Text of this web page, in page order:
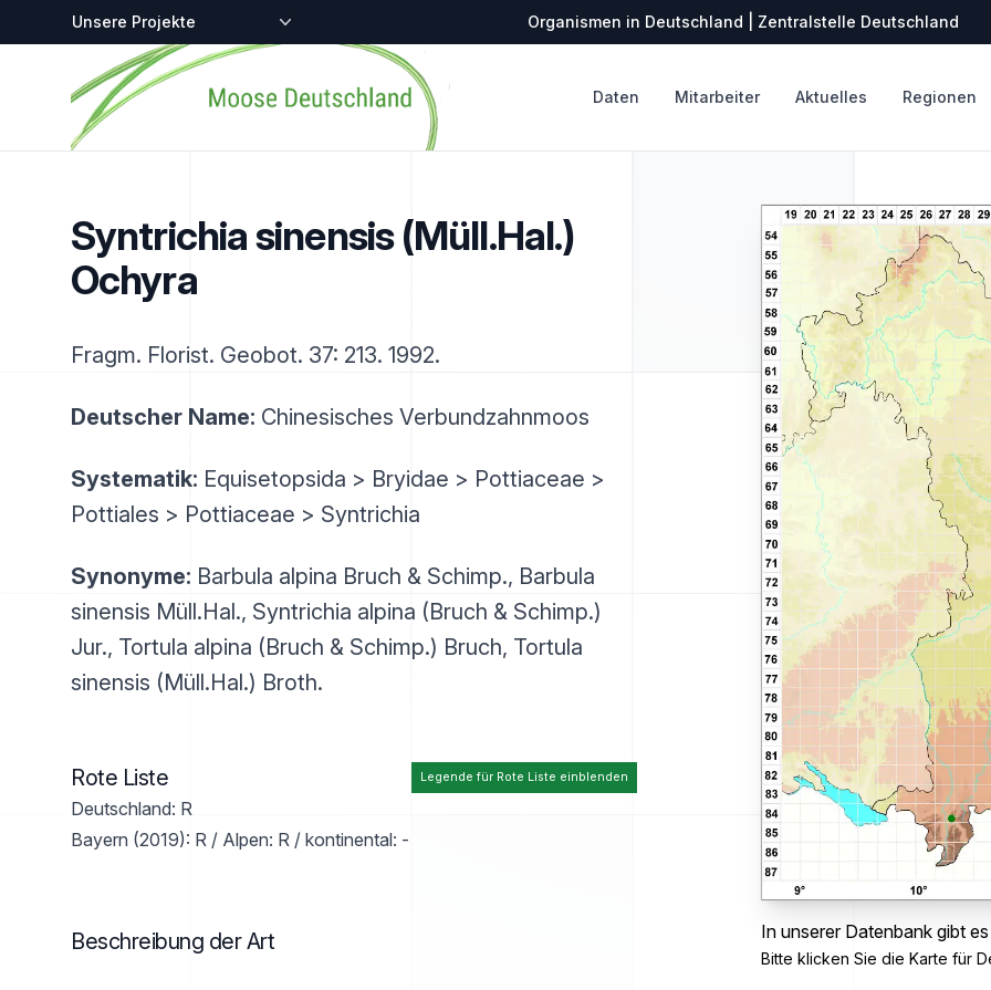
Zentralstellen-Projekte Organismen in Deutschland | Zentralstelle Deutschland
Startseite
Daten Mitarbeiter Aktuelles Regionen
Syntrichia sinensis (Müll.Hal.)
Ochyra
Fragm. Florist. Geobot. 37: 213. 1992.
Deutscher Name: Chinesisches Verbundzahnmoos
Systematik: Equisetopsida > Bryidae > Pottiaceae >
Pottiales > Pottiaceae > Syntrichia
Synonyme: Barbula alpina Bruch & Schimp., Barbula
sinensis Müll.Hal., Syntrichia alpina (Bruch & Schimp.)
Jur., Tortula alpina (Bruch & Schimp.) Bruch, Tortula
sinensis (Müll.Hal.) Broth.
In unserer Datenbank gibt
Bitte klicken Sie die Karte für
Legende für Rote Liste einblenden
Rote Liste
Deutschland: R
Bayern (2019): R / Alpen: R / kontinental: -
Beschreibung der Art